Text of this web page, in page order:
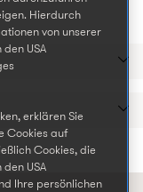
Hierdurch
von unserer
USA
erklären Sie
Cookies auf
Cookies, die
USA
Ihre persönlichen